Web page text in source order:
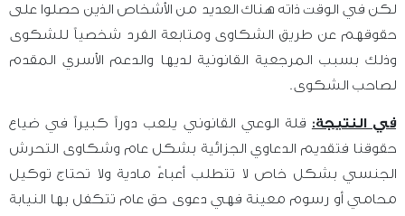
لكن في الوقت ذاته هناك العديد من الأشخاص الذين حصلوا على
حقوقهم عن طريق الشكاوى ومتابعة الفرد شخصياً للشكوى
وذلك بسبب المرجعية القانونية لديها والدعم الأسري المقدم
لصاحب الشكوى.
في النتيجة:
قلة الوعي القانوني يلعب دوراً كبيراً في ضياع
حقوقنا فتقديم الدعاوي الجزائية بشكل عام وشكاوى التحرش
الجنسي بشكل خاص لا تتطلب أعباءً مادية ولا تحتاج توكيل
محامي أو رسوم معينة فهي دعوى حق عام تتكفل بها النيابة